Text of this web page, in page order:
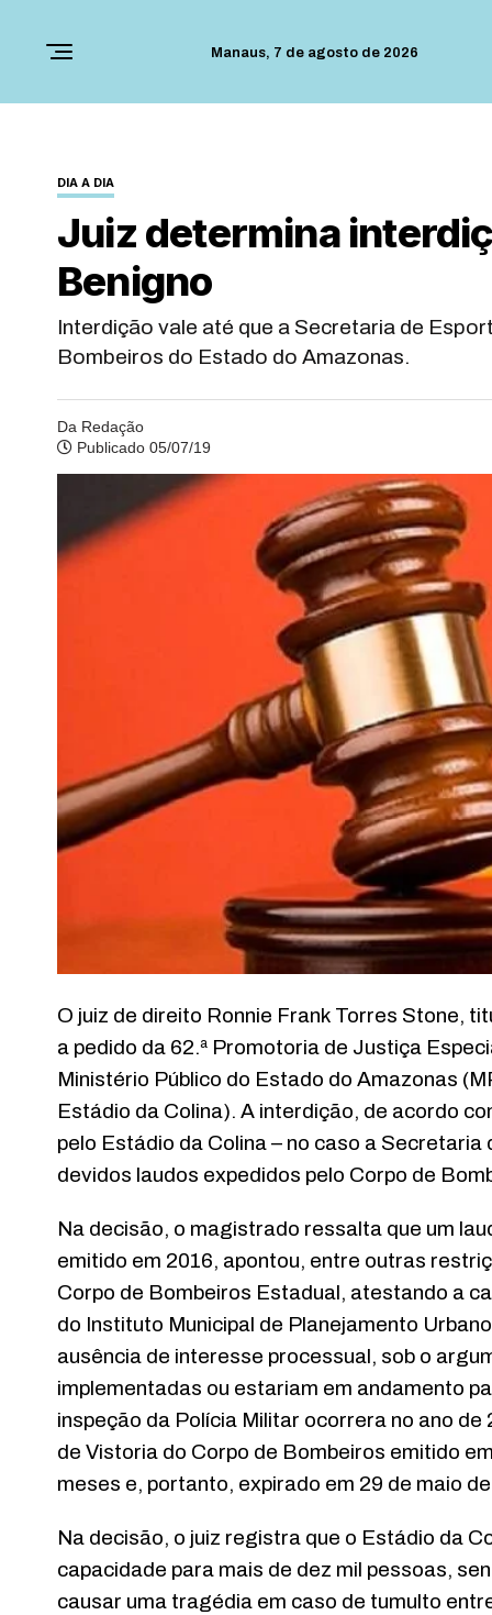
Manaus, 7 de agosto de 2026
DIA A DIA
Juiz determina
Benigno
Interdição vale até que a Secretaria de
Bombeiros do Estado do Amazonas.
Da Redação
Publicado 05/07/19
O juiz de direito Ronnie Frank Torres Stone,
a pedido da 62.ª Promotoria de Justiça
Ministério Público do Estado do Amazonas
Estádio da Colina). A interdição, de acordo
pelo Estádio da Colina – no caso a
devidos laudos expedidos pelo Corpo de
Na decisão, o magistrado ressalta que um
emitido em 2016, apontou, entre outras
Corpo de Bombeiros Estadual, atestando a
do Instituto Municipal de Planejamento
ausência de interesse processual, sob o
implementadas ou estariam em andamento
inspeção da Polícia Militar ocorrera no ano
de Vistoria do Corpo de Bombeiros emitido
meses e, portanto, expirado em 29 de maio
Na decisão, o juiz registra que o Estádio da
capacidade para mais de dez mil pessoas,
causar uma tragédia em caso de tumulto